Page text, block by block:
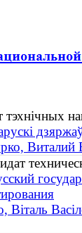
тэхнічных
Виталий
Віталь